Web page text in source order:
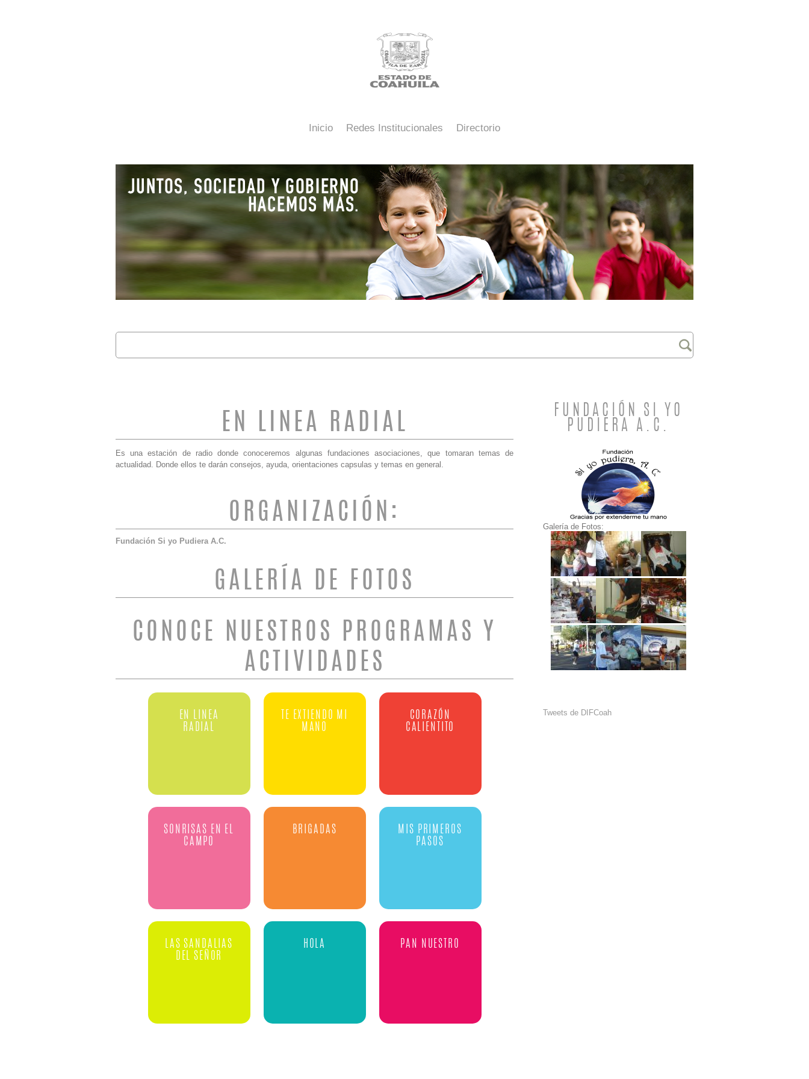
Inicio Redes Institucionales Directorio
Buscar
EN LINEA RADIAL
Es una estación de radio donde conoceremos algunas fundaciones asociaciones, que tomaran temas de
actualidad. Donde ellos te darán consejos, ayuda, orientaciones capsulas y temas en general.
ORGANIZACIÓN:
Fundación Si yo Pudiera A.C.
GALERÍA DE FOTOS
CONOCE NUESTROS PROGRAMAS Y
ACTIVIDADES
EN LINEA
RADIAL
TE EXTIENDO MI
MANO
CORAZÓN
CALIENTITO
SONRISAS EN EL
CAMPO
BRIGADAS
MIS PRIMEROS
PASOS
LAS SANDALIAS
DEL SEÑOR
HOLA PAN NUESTRO
FUNDACIÓN SI YO
PUDIERA A.C.
Galería de Fotos:
Tweets de DIFCoah